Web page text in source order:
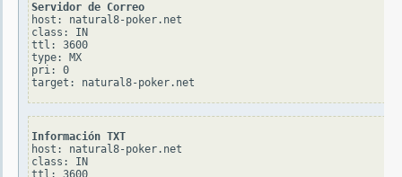
Servidor de Correo
host: natural8-poker.net
class: IN
ttl: 3600
type: MX
pri: 0
Información TXT
host: natural8-poker.net
class: IN